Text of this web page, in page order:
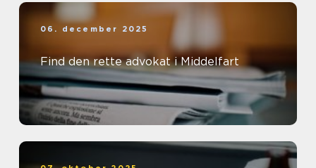
06. december 2025
Find den rette advokat i Middelfart